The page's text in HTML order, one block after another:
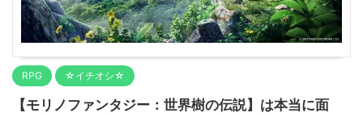
RPG ☆イチオシ☆
【モリノファンタジー：世界樹の伝説】は本当に面